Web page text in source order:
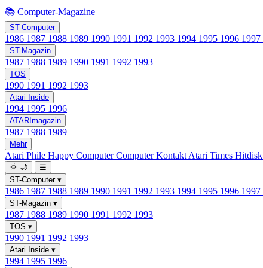
📚 Computer-Magazine
ST-Computer
1986 1987 1988 1989 1990 1991 1992 1993 1994 1995 1996 1997
ST-Magazin
1987 1988 1989 1990 1991 1992 1993
TOS
1990 1991 1992 1993
Atari Inside
1994 1995 1996
ATARImagazin
1987 1988 1989
Mehr
Atari Phile Happy ComputerComputer Kontakt Atari Times Hitdisk
🌞 🌙
☰
ST-Computer ▾
1986 1987 1988 1989 1990 1991 1992 1993 1994 1995 1996 1997
ST-Magazin ▾
1987 1988 1989 1990 1991 1992 1993
TOS ▾
1990 1991 1992 1993
Atari Inside ▾
1994 1995 1996